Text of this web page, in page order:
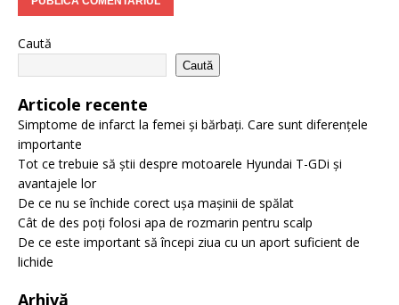
Caută
Caută
Articole recente
Simptome de infarct la femei și bărbați. Care sunt diferențele
importante
Tot ce trebuie să știi despre motoarele Hyundai T-GDi și
avantajele lor
De ce nu se închide corect ușa mașinii de spălat
Cât de des poți folosi apa de rozmarin pentru scalp
De ce este important să începi ziua cu un aport suficient de
lichide
Arhivă